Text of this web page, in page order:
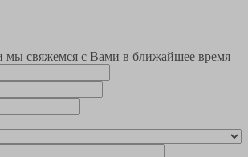
мы свяжемся с Вами в ближайшее время